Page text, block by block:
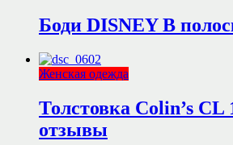
Боди DISNEY В
Женская одежда
Толстовка Colin’s
отзывы